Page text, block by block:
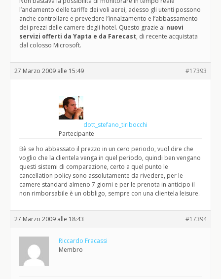
l’andamento delle tariffe dei voli aerei, adesso gli utenti possono
anche controllare e prevedere l’innalzamento e l’abbassamento
dei prezzi delle camere degli hotel. Questo grazie ai nuovi
servizi offerti da Yapta e da Farecast, di recente acquistata
dal colosso Microsoft.
27 Marzo 2009 alle 15:49 #17393
dott_stefano_tiribocchi
Partecipante
Bè se ho abbassato il prezzo in un cero periodo, vuol dire che
voglio che la clientela venga in quel periodo, quindi ben vengano
questi sistemi di comparazione, certo a quel punto le
cancellation policy sono assolutamente da rivedere, per le
camere standard almeno 7 giorni e per le prenota in anticipo il
non rimborsabile è un obbligo, sempre con una clientela leisure.
27 Marzo 2009 alle 18:43 #17394
Riccardo Fracassi
Membro